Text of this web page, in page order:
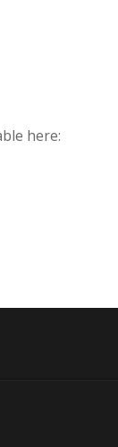
here: